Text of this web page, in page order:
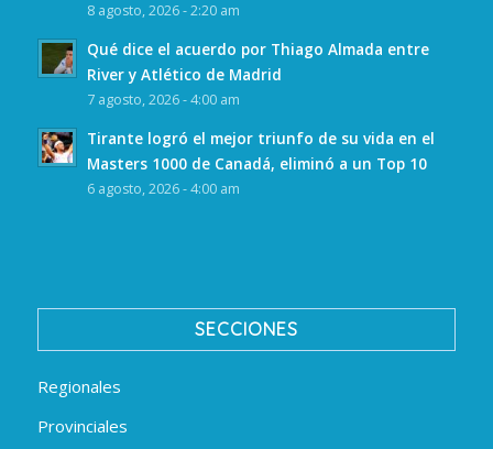
8 agosto, 2026 - 2:20 am
Qué dice el acuerdo por Thiago Almada entre
River y Atlético de Madrid
7 agosto, 2026 - 4:00 am
Tirante logró el mejor triunfo de su vida en el
Masters 1000 de Canadá, eliminó a un Top 10
6 agosto, 2026 - 4:00 am
SECCIONES
Regionales
Provinciales